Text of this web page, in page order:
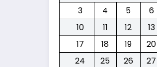
3
4 5 6
10
11 12 13
17
18 19 20
24
25 26 27